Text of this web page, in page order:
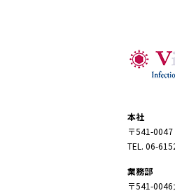
本社
〒541-
TEL. 06-
業務部
〒541-